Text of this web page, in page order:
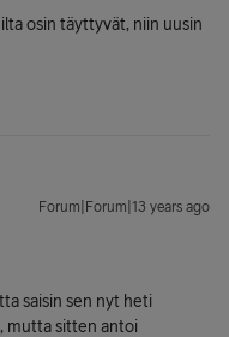
osin täyttyvät, niin uusin
Forum|Forum|13 years ago
saisin sen nyt heti
mutta sitten antoi